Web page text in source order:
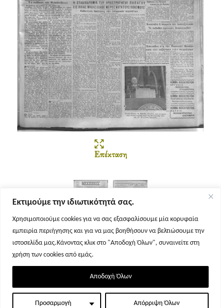
Εκτιμούμε την ιδιωτικότητά σας.
Χρησιμοποιούμε cookies για να σας εξασφαλίσουμε μία κορυφαία
εμπειρία περιήγησης και για να μας βοηθήσουν να βελτιώσουμε την
ιστοσελίδα μας.Κάνοντας κλικ στο "Αποδοχή Όλων", συναινείτε στη
χρήση των cookies από εμάς.
Προσαρμογή Απόρριψη Όλων
Αποδοχή Όλων
Επέκταση
Σελίδα 1 Σελίδα 2